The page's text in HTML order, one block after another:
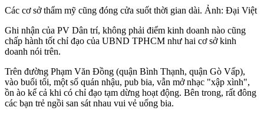
Các cơ sở thẩm mỹ cũng đóng cửa suốt thời gian dài. Ảnh: Đại Việt
Ghi nhận của PV Dân trí, không phải điểm kinh doanh nào cũng
chấp hành tốt chỉ đạo của UBND TPHCM như hai cơ sở kinh
doanh nói trên.
Trên đường Phạm Văn Đồng (quận Bình Thạnh, quận Gò Vấp),
vào buổi tối, một số quán nhậu, pub bia, vẫn mở nhạc "xập xình",
ồn ào kể cả khi có chỉ đạo tạm dừng hoạt động. Bên trong, rất đông
các bạn trẻ ngồi san sát nhau vui vẻ uống bia.